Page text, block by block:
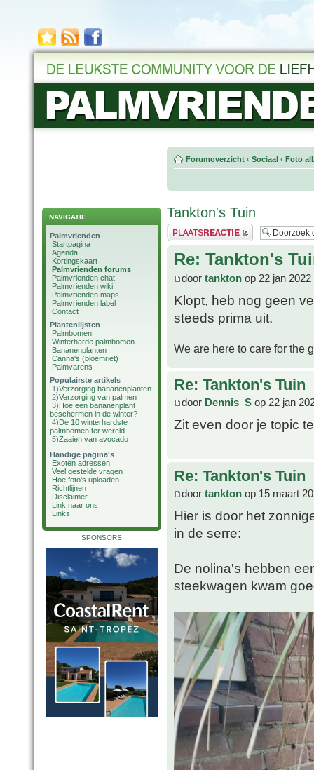
NAVIGATIE
Palmvrienden
Startpagina
Agenda
Kortingskaart
Palmvrienden forums
Palmvrienden chat
Palmvrienden wiki
Palmvrienden maps
Palmvrienden label
Contact
Plantenlijsten
Palmbomen
Winterharde palmbomen
Bananenplanten
Canna's (bloemriet)
Palmvarens
Populairste artikels
1)Verzorging bananenplanten
2)Verzorging van palmen
3)Hoe een bananenplant
beschermen in de winter?
4)De 10 winterhardste
palmbomen ter wereld
5)Zaaien van avocado
Handige pagina's
Exoten adressen
Veel gestelde vragen
Hoe foto's uploaden
Richtlijnen
Disclaimer
Link naar ons
Links
SPONSORS
Forumoverzicht ‹ Sociaal ‹ Foto
Tankton's Tuin
Plaats een reactie
Re: Tankton's
door tankton op 22 jan 2022
Klopt, heb nog geen
steeds prima uit.
We are here to care for the
Re: Tankton's Tuin
door Dennis_S op 22 jan
Zit even door je topic
Re: Tankton's Tuin
door tankton op 15 maart
Hier is door het
in de serre:
De nolina's hebben
steekwagen kwam